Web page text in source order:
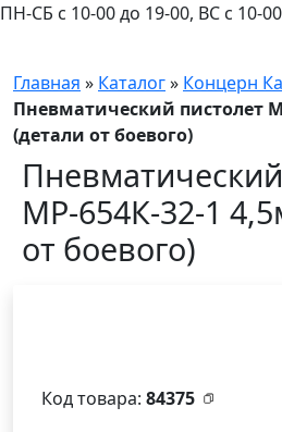
ПН-СБ с 10-00 до 19-00, ВС с 10-
Главная » Каталог» Концерн
Пневматический пистолет
(детали от боевого)
МР-654К-32-1
от боевого)
Код товара: 84375